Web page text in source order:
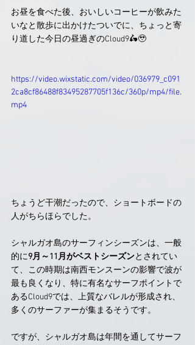
お昼を食べた後、おいしいコーヒーが飲みた
いなと散歩に出かけたついでに、ちょっと寄
り道した今日の昼過ぎのCloud9🛵🥹
https://video.wixstatic.com/video/036979_c091
2ca8cf86488f83495287705f136c/360p/mp4/file.
mp4
ちょうど干潮だったので、ショートボードの
人がちらほらでした。
シャルガオ島のサーフィンシーズンは、一般
的に9月～11月がベストシーズンとされてい
て、この時期は南西モンスーンの影響で波が
最も良くなり、特に有名なサーフポイントで
あるCloud9では、上質なバレルが形成され、
多くのサーファーが集まるそうです。
ですが、シャルガオ島は年間を通してサーフ